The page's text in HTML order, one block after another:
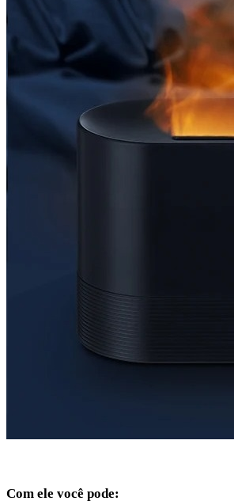
Com ele você pode: